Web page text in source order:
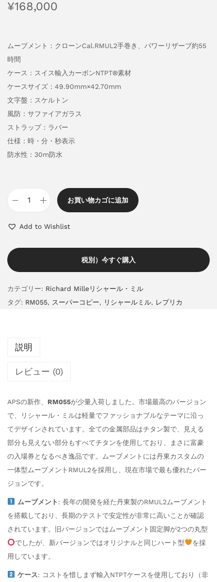
¥168,000
ムーブメント：クローンCal.RMUL2手巻き、パワーリザーブ約55
時間
ケース：スイス輸入カーボンNTPT®素材
ケースサイズ：49.90mm×42.70mm
文字盤：スケルトン
風防：サファイアガラス
ストラップ：ラバー
仕様：時・分・秒表示
防水性：30m防水
お買い物カゴに追加
Add to Wishlist
税別）今すぐ購入
カテゴリー: Richard Milleリシャール・ミル
タグ: RM055, スーパーコピー, リシャールミル, レプリカ
説明
レビュー (0)
APSの新作、 RM055が少量入荷しました。市場最高のバージョン
で、リシャール・ミルは軽量でファッショナブルなテーマに沿っ
てデザインされています。全ての金属部品はチタン製で、見える
部分も見えない部分もすべてチタンを使用しており、まさに富豪
の入場券となるべき逸品です。ムーブメントには丹東カスタムの
一体型ムーブメントRMUL2を採用し、現在市場で最も優れたバー
ジョンです。
ムーブメント : 長年の開発を経た丹東製のRMUL2ムーブメント
を搭載しており、長期のテストで安定性が非常に高いことが確認
されています。旧バージョンではムーブメント固定脚が2つの丸型
でしたが、新バージョンではオリジナルと同じハート型
を採
用しています。
ケース: コストを惜しまず輸入NTPTケースを使用しており（非